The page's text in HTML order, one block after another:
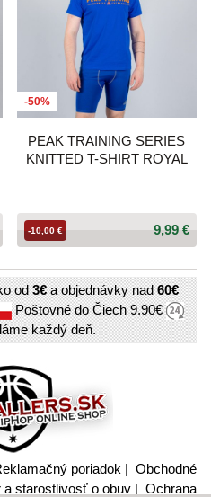
-50%
PEAK TRAINING SERIES
KNITTED T-SHIRT ROYAL
9,99 €
-10,00 €
od3€a objednávky nad60€
Poštovné do Čiech9.90€
každý deň.
poriadok | Obchodné
a starostlivosť o obuv | Ochrana